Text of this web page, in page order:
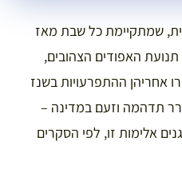
השבועית, שמתקיימת כל שבת מאז
האפודים הצהובים,
אחריהן ההתפרעויות בשנז
תדהמה וזעם במדינה –
אלימות זו, לפי הסקרים